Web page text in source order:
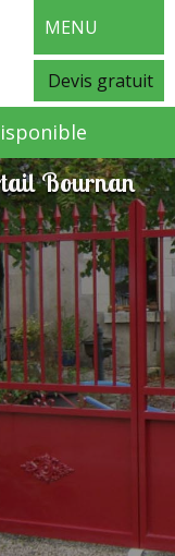
MENU
Devis gratuit
Bournan